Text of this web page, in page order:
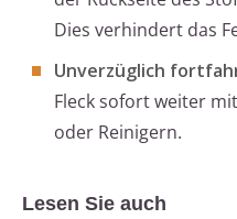
Dies verhindert das
Unverzüglich
Fleck sofort weiter
oder Reinigern.
Lesen Sie auch